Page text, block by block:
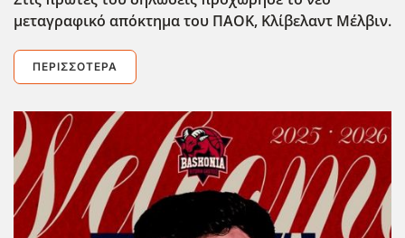
μεταγραφικό απόκτημα του ΠΑΟΚ, Κλίβελαντ Μέλβιν.
ΠΕΡΙΣΣΌΤΕΡΑ